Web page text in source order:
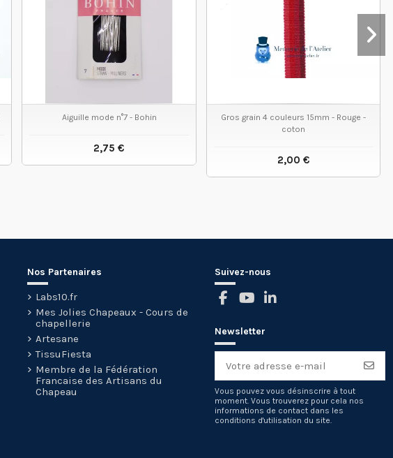
Aiguille mode n°7 - Bohin
2,75 €
VOIR LE PRODUIT
Gros grain 4 couleurs 15mm - Rouge -
coton
2,00 €
VOIR LE PRODUIT
Nos Partenaires
Labs10.fr
Mes Jolies Chapeaux - Cours de
chapellerie
Artesane
TissuFiesta
Membre de la Fédération
Francaise des Artisans du
Chapeau
Suivez-nous
Newsletter
Vous pouvez vous désinscrire à tout
moment. Vous trouverez pour cela nos
informations de contact dans les
conditions d'utilisation du site.